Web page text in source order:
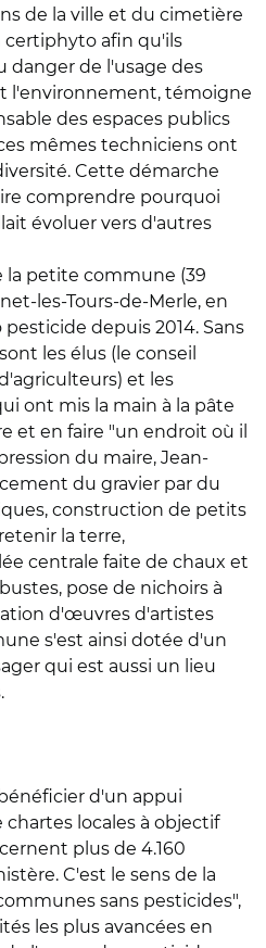
de la ville et du cimetière
afin qu'ils
danger de l'usage des
l'environnement, témoigne
des espaces publics
mêmes techniciens ont
Cette démarche
comprendre pourquoi
évoluer vers d'autres
la petite commune (39
les-Tours-de-Merle, en
depuis 2014. Sans
les élus (le conseil
et les
ont mis la main à la pâte
et en faire "un endroit où il
du maire, Jean-
du gravier par du
construction de petits
la terre,
centrale faite de chaux et
pose de nichoirs à
d'œuvres d'artistes
s'est ainsi dotée d'un
qui est aussi un lieu
d'un appui
locales à objectif
plus de 4.160
C'est le sens de la
sans pesticides",
les plus avancées en